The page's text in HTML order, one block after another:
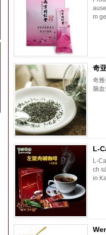
m
奇
奇
脑
L-
L-
ch
in